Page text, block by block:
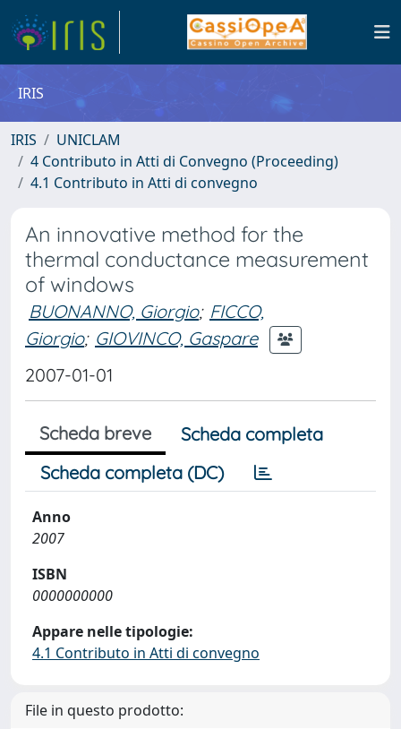
IRIS
IRIS
UNICLAM
4 Contributo in Atti di Convegno (Proceeding)
4.1 Contributo in Atti di convegno
An innovative method for the
thermal conductance measurement
of windows
BUONANNO, Giorgio; FICCO,
Giorgio; GIOVINCO, Gaspare
2007-01-01
Scheda breve
Scheda completa
Scheda completa (DC)
Anno
2007
ISBN
0000000000
Appare nelle tipologie:
4.1 Contributo in Atti di convegno
File in questo prodotto: